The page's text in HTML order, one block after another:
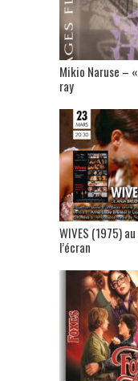
Mikio Naruse –
ray
WIVES (1975)
l’écran